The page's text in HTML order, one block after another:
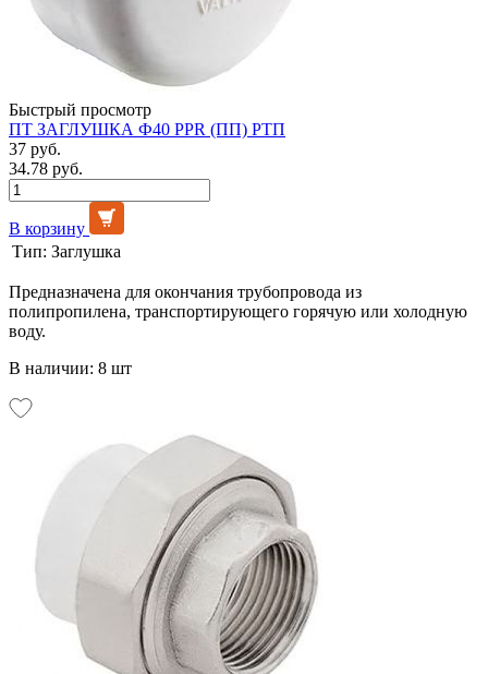
Быстрый просмотр
ПТ ЗАГЛУШКА Ф40 PPR (ПП) РТП
37 руб.
34.78 руб.
В корзину
Тип: Заглушка
Предназначена для окончания трубопровода из
полипропилена, транспортирующего горячую или холодную
воду.
В наличии: 8 шт